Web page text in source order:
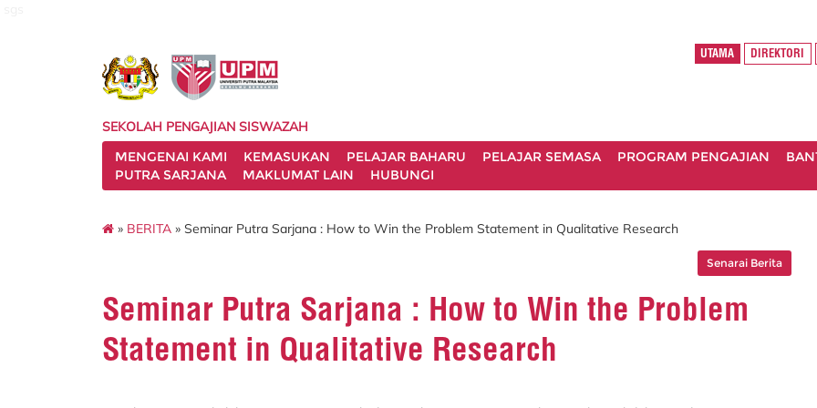
UTAMA DIREKTORI
SEKOLAH PENGAJIAN SISWAZAH
MENGENAI KAMI
KEMASUKAN PELAJAR BAHARU PELAJAR SEMASA PROGRAM PENGAJIAN
PUTRA SARJANA
MAKLUMAT LAIN HUBUNGI
» BERITA » Seminar Putra Sarjana : How to Win the Problem Statement in Qualitative Research
Senarai Berita
Seminar Putra Sarjana : How to Win the Problem
Statement in Qualitative Research